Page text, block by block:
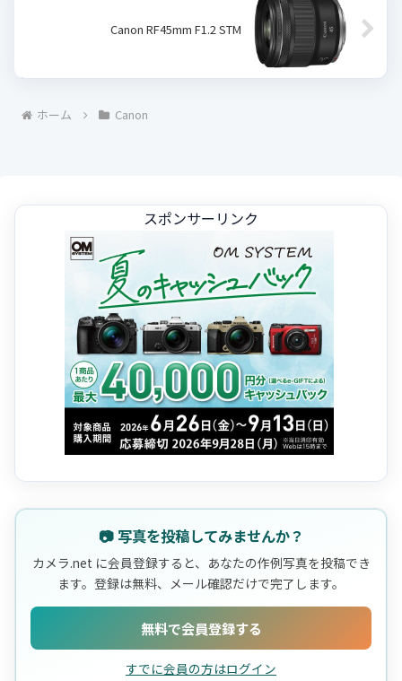
Canon RF45mm F1.2 STM
ホーム Canon
スポンサーリンク
📷 写真を投稿してみませんか？
カメラ.net に会員登録すると、あなたの作例写真を投稿でき
ます。登録は無料、メール確認だけで完了します。
無料で会員登録する
すでに会員の方はログイン